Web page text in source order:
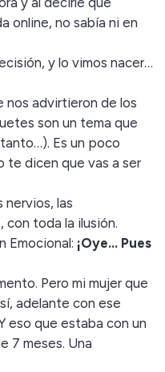
online, no sabía ni en
y lo vimos nacer…
nos advirtieron de los
son un tema que
Es un poco
te dicen que vas a ser
nervios, las
con toda la ilusión.
Emocional: ¡Oye… Pues
Pero mi mujer que
adelante con ese
eso que estaba con un
7 meses. Una